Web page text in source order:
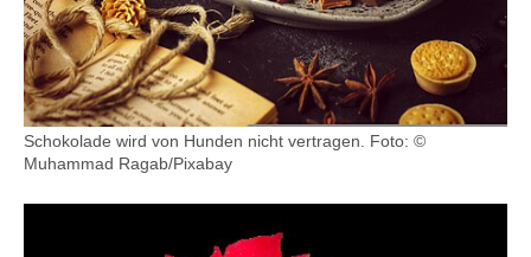
Schokolade wird von Hunden nicht vertragen. Foto: ©
Muhammad Ragab/Pixabay